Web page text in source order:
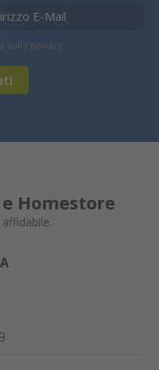
sulla privacy
Homestore